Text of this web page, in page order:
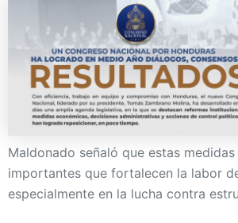
Maldonado señaló que estas
importantes que fortalecen la labor
especialmente en la lucha contra